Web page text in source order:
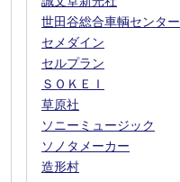
世田谷総合車輌センター
セメダイン
セルプラン
ＳＯＫＥＩ
草原社
ソニーミュージック
ソノタメーカー
造形村